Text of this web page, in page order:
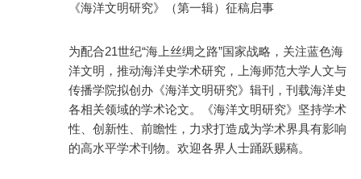
《海洋文明研究》（第一辑）征稿启事
为配合21世纪“海上丝绸之路”国家战略，关注蓝色海
洋文明，推动海洋史学术研究，上海师范大学人文与
传播学院拟创办《海洋文明研究》辑刊，刊载海洋史
各相关领域的学术论文。《海洋文明研究》坚持学术
性、创新性、前瞻性，力求打造成为学术界具有影响
的高水平学术刊物。欢迎各界人士踊跃赐稿。